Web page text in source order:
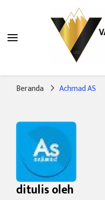
Varman
Pusat Kajian Sunda
Beranda Achmad AS
ditulis oleh